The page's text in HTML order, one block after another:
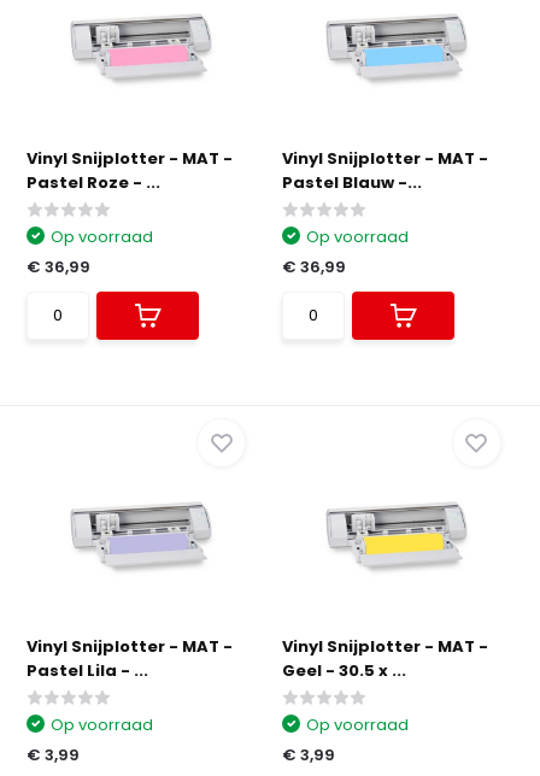
Vinyl Snijplotter - MAT -
Pastel Roze - ...
Op voorraad
€ 36,99
Vinyl Snijplotter - MAT -
Pastel Blauw -...
Op voorraad
€ 36,99
Vinyl Snijplotter - MAT -
Pastel Lila - ...
Op voorraad
€ 3,99
Vinyl Snijplotter - MAT -
Geel - 30.5 x ...
Op voorraad
€ 3,99